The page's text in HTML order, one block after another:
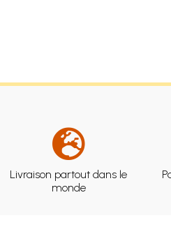
Livraison partout dans le
monde